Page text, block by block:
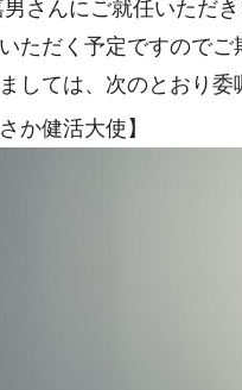
男さんにご就任いただ
ただく予定ですのでご
しては、次のとおり委
か健活大使】